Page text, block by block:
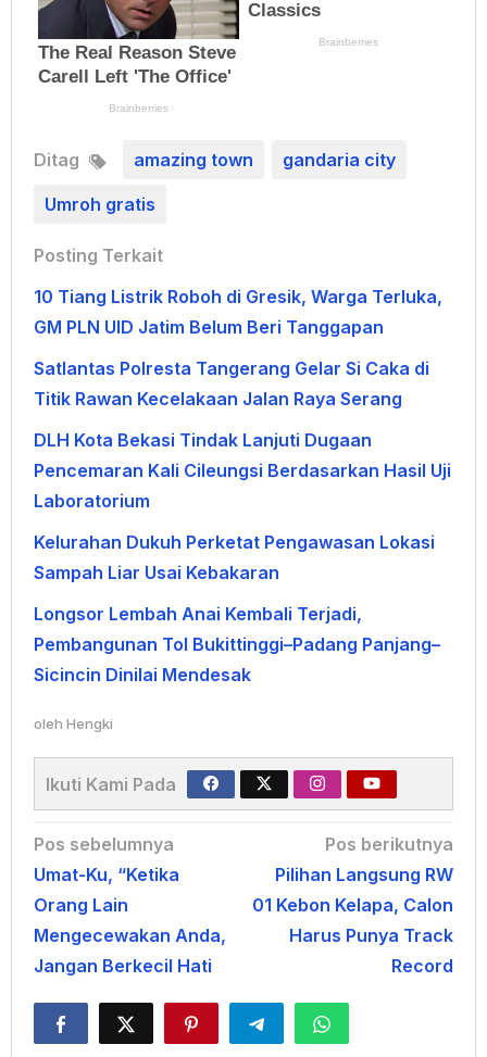
Ditag amazing town gandaria city
Umroh gratis
Posting Terkait
10 Tiang Listrik Roboh di Gresik, Warga Terluka,
GM PLN UID Jatim Belum Beri Tanggapan
Satlantas Polresta Tangerang Gelar Si Caka di
Titik Rawan Kecelakaan Jalan Raya Serang
DLH Kota Bekasi Tindak Lanjuti Dugaan
Pencemaran Kali Cileungsi Berdasarkan Hasil Uji
Laboratorium
Kelurahan Dukuh Perketat Pengawasan Lokasi
Sampah Liar Usai Kebakaran
Longsor Lembah Anai Kembali Terjadi,
Pembangunan Tol Bukittinggi–Padang Panjang–
Sicincin Dinilai Mendesak
oleh Hengki
Ikuti Kami Pada
Navigasi
pos
Pos sebelumnya
Umat-Ku, “Ketika
Orang Lain
Mengecewakan Anda,
Jangan Berkecil Hati
Pos berikutnya
Pilihan Langsung RW
01 Kebon Kelapa, Calon
Harus Punya Track
Record